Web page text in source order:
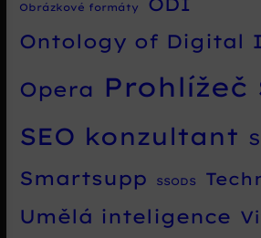
Obrázkové formáty
Ontology of Digital
Opera Prohlížeč
SEO konzultant
Smartsupp SSODS
Umělá inteligence